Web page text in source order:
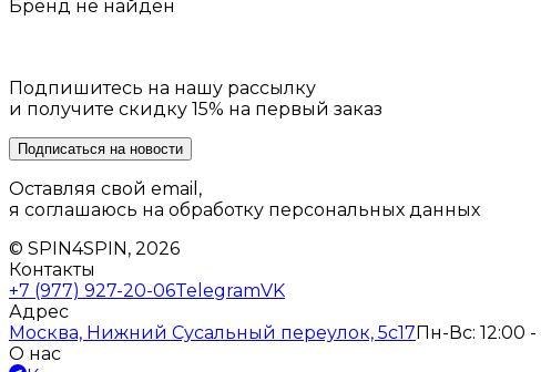
Бренд не найден
Подпишитесь на нашу рассылку
и получите скидку 15% на первый заказ
Подписаться на новости
Оставляя свой email,
я соглашаюсь на обработку персональных данных
© SPIN4SPIN, 2026
Контакты
+7 (977) 927-20-06TelegramVK
Адрес
Москва, Нижний Сусальный переулок, 5с17 Пн-Вс: 12:00 -
О нас